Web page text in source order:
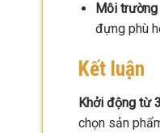
Môi
đựng phù
Kết luận
Khởi động từ
chọn sản